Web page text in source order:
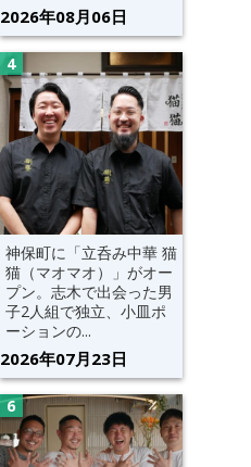
2026年08月06日
神保町に「立呑み中華 猫
猫（マオマオ）」がオー
プン。志木で出会った男
子2人組で独立、小皿ポ
ーションの...
2026年07月23日